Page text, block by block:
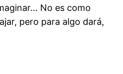
No es como
pero para algo dará,